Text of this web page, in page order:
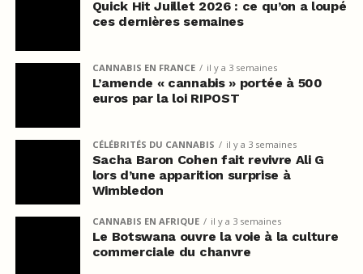
Quick Hit Juillet 2026 : ce qu’on a loupé
ces dernières semaines
CANNABIS EN FRANCE il y a 3 semaines
L’amende « cannabis » portée à 500
euros par la loi RIPOST
CÉLÉBRITÉS DU CANNABIS il y a 3 semaines
Sacha Baron Cohen fait revivre Ali G
lors d’une apparition surprise à
Wimbledon
CANNABIS EN AFRIQUE il y a 3 semaines
Le Botswana ouvre la voie à la culture
commerciale du chanvre